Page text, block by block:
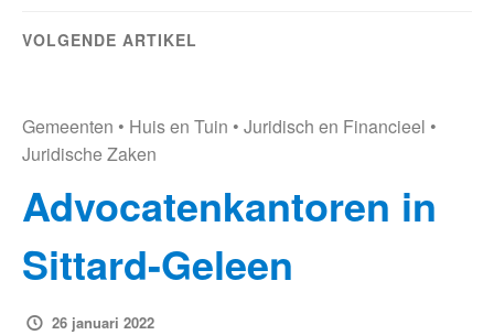
VOLGENDE ARTIKEL
Gemeenten • Huis en Tuin • Juridisch en Financieel •
Juridische Zaken
Advocatenkantoren in
Sittard-Geleen
26 januari 2022